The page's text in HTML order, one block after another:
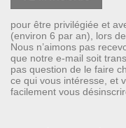
pour être privilégiée et
(environ 6 par an), lors
Nous n’aimons pas
que notre e-mail soit
pas question de le faire
ce qui vous intéresse, et
facilement vous